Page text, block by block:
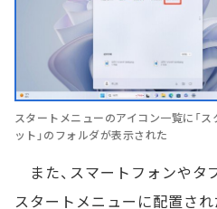
スタートメニューのアイコン一覧に「ス
ット」のフォルダが表示された
また、スマートフォンやタ
スタートメニューに配置さ